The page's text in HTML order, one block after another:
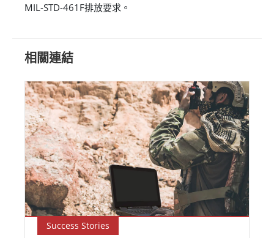
MIL-STD-461F排放要求。
相關連結
Success Stories